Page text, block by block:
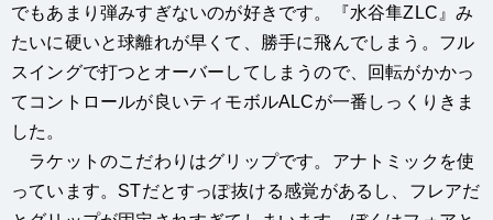
でもあまり弾みすぎないのが好きです。『水谷隼ZLC』み
たいに硬いと球離れが早くて、勝手に飛んでしまう。フル
スイングで打つとオーバーしてしまうので、回転がかかっ
てコントロールが良いティモボルALCが一番しっくりきま
した。
ラケットのこだわりはグリップです。アナトミックを使
っています。STだとすっぽ抜ける感覚があるし、フレアだ